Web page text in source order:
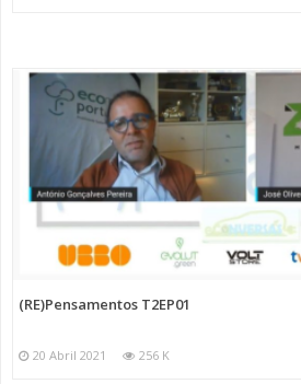
(RE)Pensamentos T2EP01
20 Abril 2021 256 K